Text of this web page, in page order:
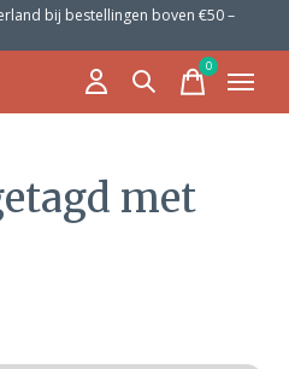
bij bestellingen boven €50 –
0items
met